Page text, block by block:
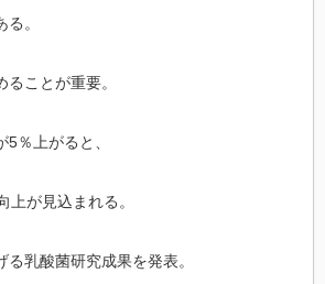
。
ことが重要。
％上がると、
上が見込まれる。
乳酸菌研究成果を発表。